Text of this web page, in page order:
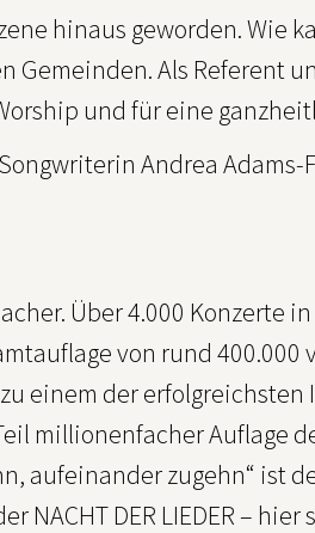
hinaus geworden. Wie
Als Referent
und für eine
Andrea Adams-
Über 4.000 Konzerte
von rund 400.000
einem der erfolgreichsten
millionenfacher Auflage
aufeinander zugehn“ ist
DER LIEDER – hier